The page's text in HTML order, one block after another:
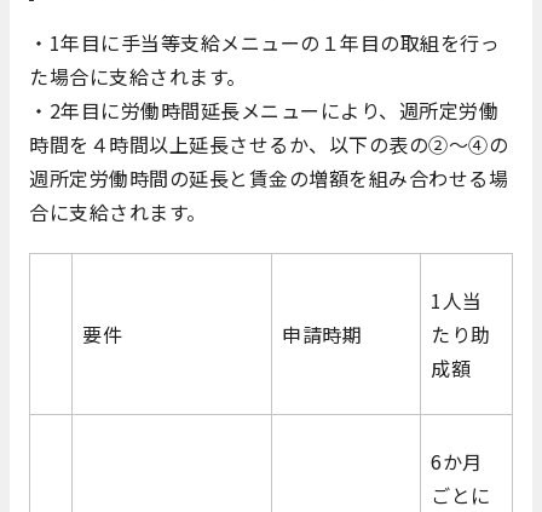
・1年目に手当等支給メニューの１年目の取組を行っ
た場合に支給されます。
・2年目に労働時間延長メニューにより、週所定労働
時間を４時間以上延長させるか、以下の表の②～④の
週所定労働時間の延長と賃金の増額を組み合わせる場
合に支給されます。
要件 申請時期
1人当
たり助
成額
6か月
ごとに